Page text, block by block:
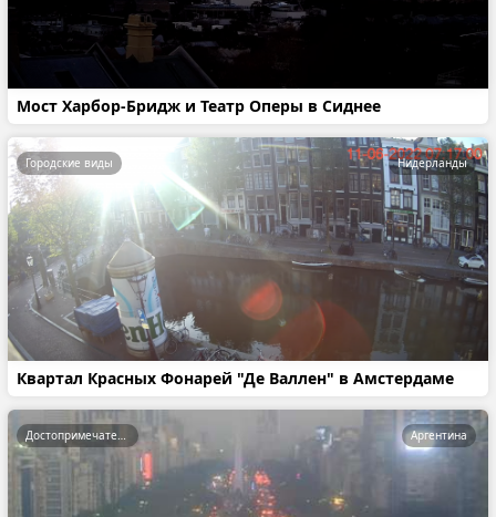
Мост Харбор-Бридж и Театр Оперы в Сиднее
Квартал Красных Фонарей "Де Валлен" в Амстердаме
Городские виды Нидерланды
Аргентина